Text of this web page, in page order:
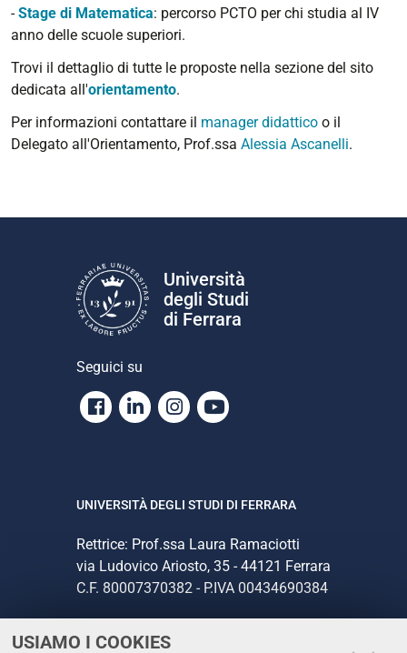
USIAMO I COOKIES
-Stage di Matematica: percorso PCTO per chi studia al IV
anno delle scuole superiori.
Trovi il dettaglio di tutte le proposte nella sezione del sito
dedicata all'orientamento.
Per informazioni contattare il manager didattico o il
Delegato all'Orientamento, Prof.ssa Alessia Ascanelli.
Università
degli Studi
di Ferrara
Seguici su
Facebook
LinkedinInstagram
Youtube
UNIVERSITÀ DEGLI STUDI DI FERRARA
Rettrice: Prof.ssa Laura Ramaciotti
via Ludovico Ariosto, 35 - 44121 Ferrara
C.F. 80007370382 - P.IVA 00434690384
CONTATTI